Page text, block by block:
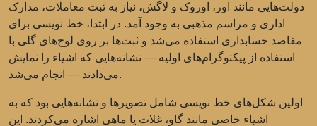
دولت‌هایی مانند اور، اوروک و لاگش، نیاز به ثبت معاملات، مدارک
اداری و مراسم مذهبی به وجود آمد. در ابتدا، خط نویسی برای
مقاصد حسابداری استفاده می‌شد و ثبت‌ها بر روی لوح‌های گلی با
استفاده از پیکتوگرام‌های اولیه — نشانه‌هایی که اشیاء را نمایش
می‌دادند — انجام می‌شد.
اولین شکل‌های خط نویسی شامل تصویرها و نشانه‌هایی بود که به
اشیاء خاصی مانند گاو، غلات یا ماهی اشاره می‌کردند. این